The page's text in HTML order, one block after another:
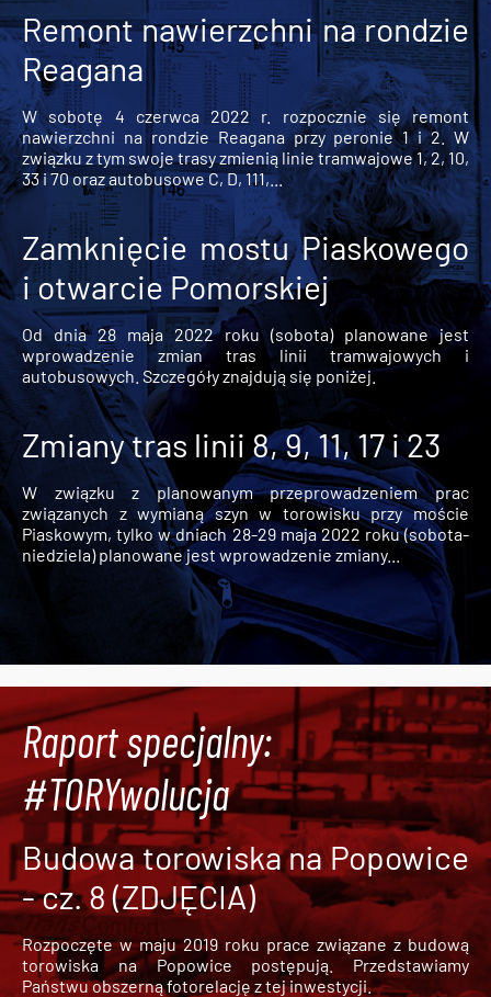
Remont nawierzchni na rondzie
Reagana
W sobotę 4 czerwca 2022 r. rozpocznie się remont
nawierzchni na rondzie Reagana przy peronie 1 i 2. W
związku z tym swoje trasy zmienią linie tramwajowe 1, 2, 10,
33 i 70 oraz autobusowe C, D, 111,...
Zamknięcie mostu Piaskowego
i otwarcie Pomorskiej
Od dnia 28 maja 2022 roku (sobota) planowane jest
wprowadzenie zmian tras linii tramwajowych i
autobusowych. Szczegóły znajdują się poniżej.
Zmiany tras linii 8, 9, 11, 17 i 23
W związku z planowanym przeprowadzeniem prac
związanych z wymianą szyn w torowisku przy moście
Piaskowym, tylko w dniach 28-29 maja 2022 roku (sobota-
niedziela) planowane jest wprowadzenie zmiany...
Raport specjalny:
#TORYwolucja
Budowa torowiska na Popowice
- cz. 8 (ZDJĘCIA)
Rozpoczęte w maju 2019 roku prace związane z budową
torowiska na Popowice
postępują. Przedstawiamy
Państwu obszerną fotorelację z tej inwestycji.